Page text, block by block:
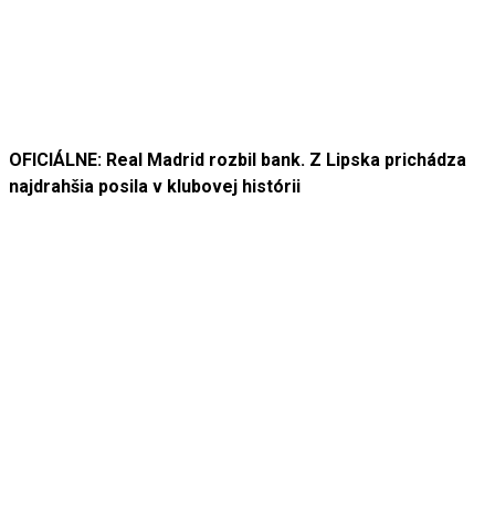
OFICIÁLNE: Real Madrid rozbil bank. Z Lipska prichádza
najdrahšia posila v klubovej histórii